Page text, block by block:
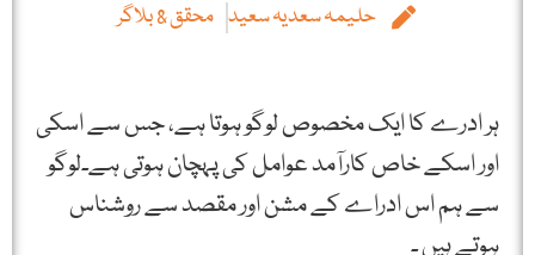
حلیمہ سعدیہ سعید محقق & بلاگر
ہر ادرے کا ایک مخصوص لوگو ہوتا ہے، جس سے اسکی
اور اسکے خاص کارآمد عوامل کی پہچان ہوتی ہے۔لوگو
سے ہم اس ادراے کے مشن اور مقصد سے روشناس
ہوتے ہیں ۔